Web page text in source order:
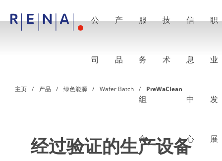
公
司
产
品
服
务
组
合
技
术
信
息
中
心
职
业
发
展
RENA Shanghai
单晶圆加工
主页 产品 绿色能源 Wafer Batch PreWaClean
经过验证的生产设备